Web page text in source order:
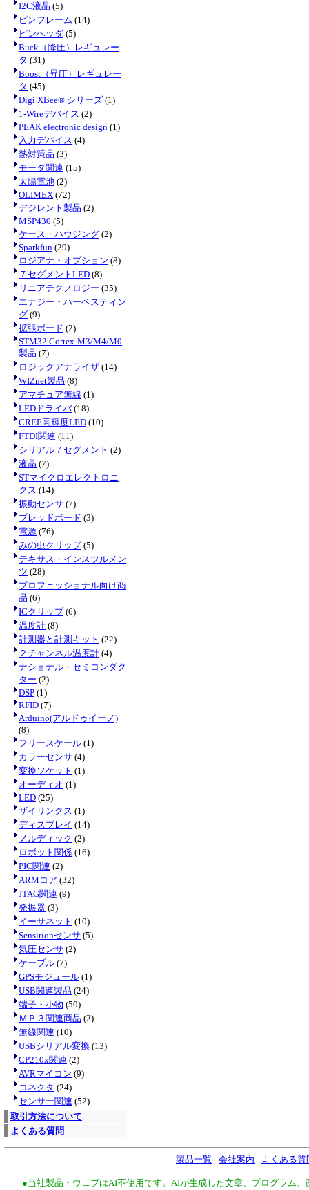
I2C液晶 (5)
ピンフレーム (14)
ピンヘッダ (5)
Buck（降圧）レギュレー
タ (31)
Boost（昇圧）レギュレー
タ (45)
Digi XBee® シリーズ (1)
1-Wireデバイス (2)
PEAK electronic design (1)
入力デバイス (4)
熱対策品 (3)
モータ関連 (15)
太陽電池 (2)
OLIMEX (72)
デジレント製品 (2)
MSP430 (5)
ケース・ハウジング (2)
Sparkfun (29)
ロジアナ・オプション (8)
７セグメントLED (8)
リニアテクノロジー (35)
エナジー・ハーベスティン
グ (9)
拡張ボード (2)
STM32 Cortex-M3/M4/M0
製品 (7)
ロジックアナライザ (14)
WIZnet製品 (8)
アマチュア無線 (1)
LEDドライバ(18)
CREE高輝度LED (10)
FTDI関連 (11)
シリアル７セグメント (2)
液晶 (7)
STマイクロエレクトロニ
クス (14)
振動センサ (7)
ブレッドボード (3)
電源 (76)
みの虫クリップ(5)
テキサス・インスツルメン
ツ (28)
プロフェッショナル向け商
品 (6)
ICクリップ(6)
温度計 (8)
計測器と計測キット (22)
２チャンネル温度計 (4)
ナショナル・セミコンダク
ター (2)
DSP (1)
RFID (7)
Arduino(アルドゥイーノ)
(8)
フリースケール (1)
カラーセンサ (4)
変換ソケット (1)
オーディオ (1)
LED (25)
ザイリンクス (1)
ディスプレイ (14)
ノルディック (2)
ロボット関係 (16)
PIC関連 (2)
ARMコア (32)
JTAG関連 (9)
発振器 (3)
イーサネット (10)
Sensirionセンサ (5)
気圧センサ (2)
ケーブル (7)
GPSモジュール (1)
USB関連製品 (24)
端子・小物 (50)
ＭＰ３関連商品 (2)
無線関連 (10)
USBシリアル変換 (13)
CP210x関連 (2)
AVRマイコン (9)
コネクタ (24)
センサー関連 (52)
取引方法について
よくある質問
製品一覧 - 会社案内 - よくある質
●当社製品・ウェブはAI不使用です。AIが生成した文章、プログラム